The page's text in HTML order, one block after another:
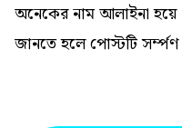
অনেকের নাম আলাইনা হয়ে
জানতে হলে পোস্টটি